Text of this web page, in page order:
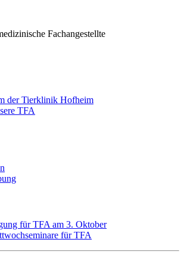
Fachangestellte
der Tierklinik Hofheim
TFA
für TFA am 3. Oktober
für TFA